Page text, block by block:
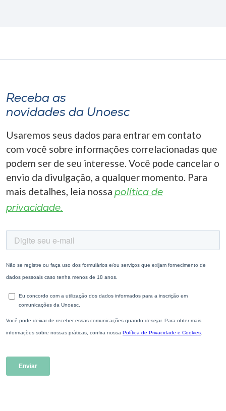
Receba as
novidades da Unoesc
Usaremos seus dados para entrar em contato
com você sobre informações correlacionadas que
podem ser de seu interesse. Você pode cancelar o
envio da divulgação, a qualquer momento. Para
mais detalhes, leia nossa política de
privacidade.